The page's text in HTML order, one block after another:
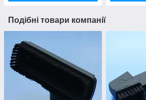
Подібні товари компанії